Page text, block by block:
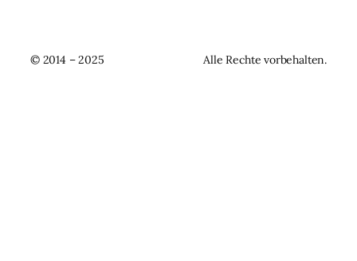
© 2014 – 2025 Alle Rechte vorbehalten.